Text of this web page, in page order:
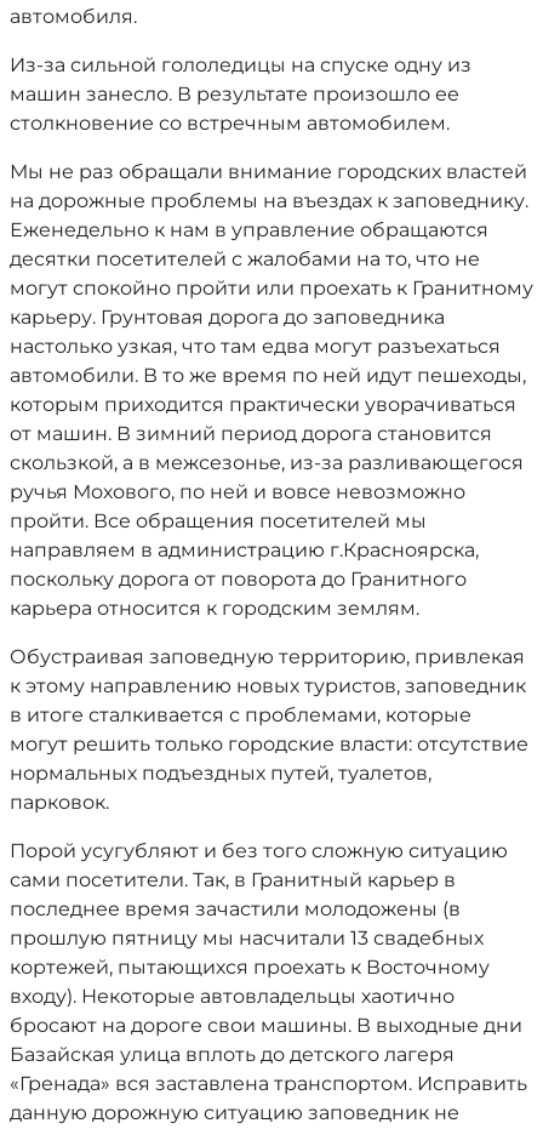
автомобиля.
Из-за сильной гололедицы на спуске одну из
машин занесло. В результате произошло ее
столкновение со встречным автомобилем.
Мы не раз обращали внимание городских властей
на дорожные проблемы на въездах к заповеднику.
Еженедельно к нам в управление обращаются
десятки посетителей с жалобами на то, что не
могут спокойно пройти или проехать к Гранитному
карьеру. Грунтовая дорога до заповедника
настолько узкая, что там едва могут разъехаться
автомобили. В то же время по ней идут пешеходы,
которым приходится практически уворачиваться
от машин. В зимний период дорога становится
скользкой, а в межсезонье, из-за разливающегося
ручья Мохового, по ней и вовсе невозможно
пройти. Все обращения посетителей мы
направляем в администрацию г.Красноярска,
поскольку дорога от поворота до Гранитного
карьера относится к городским землям.
Обустраивая заповедную территорию, привлекая
к этому направлению новых туристов, заповедник
в итоге сталкивается с проблемами, которые
могут решить только городские власти: отсутствие
нормальных подъездных путей, туалетов,
парковок.
Порой усугубляют и без того сложную ситуацию
сами посетители. Так, в Гранитный карьер в
последнее время зачастили молодожены (в
прошлую пятницу мы насчитали 13 свадебных
кортежей, пытающихся проехать к Восточному
входу). Некоторые автовладельцы хаотично
бросают на дороге свои машины. В выходные дни
Базайская улица вплоть до детского лагеря
«Гренада» вся заставлена транспортом. Исправить
данную дорожную ситуацию заповедник не